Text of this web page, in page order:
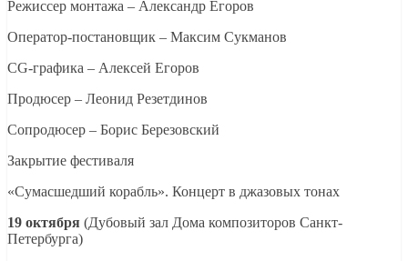
Режиссер монтажа – Александр Егоров
Оператор-постановщик – Максим Сукманов
CG-графика – Алексей Егоров
Продюсер – Леонид Резетдинов
Сопродюсер – Борис Березовский
Закрытие фестиваля
«Сумасшедший корабль». Концерт в джазовых тонах
19 октября (Дубовый зал Дома композиторов Санкт-
Петербурга)